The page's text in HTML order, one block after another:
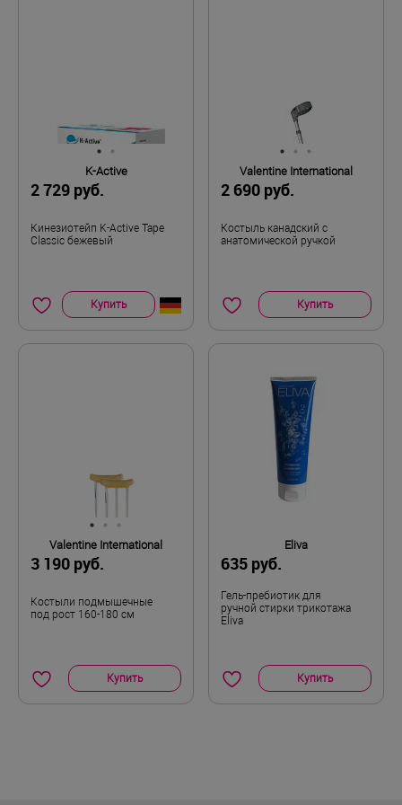
надколеннике и плюс помогает суставу не
ходить ходуном в период обострения. Ношу
его несколько раз в год, преимущественно в
воздействие снимает отечность и боль,
сустав начинает сгибаться потихоньку и
самом бандаже вообще комфортно.нога не
бандаж ступня теплая всегда, но в меру, не
жарко. Ремни очень в тему, не дают бандажу
съезжать или скатываться. Все продумано
для здоровья людей. спасибо
Автор:
Достоинства:
сделано как по моей ноге
Консервативное лечение долгое, но
недель каждый день, а по факту бандаж
остался как новый не растянулся…Дышащий
материал и комфортное давление….
K-Active
2 729 руб.
Кинезиотейп K-Active Tape
Classic бежевый
Купить
Valentine International
2 690 руб.
Костыль канадский с
анатомической ручкой
Купить
Valentine International
3 190 руб.
Костыли подмышечные
под рост 160-180 см
Купить
Eliva
635 руб.
Гель-пребиотик для
ручной стирки трикотажа
Eliva
Купить